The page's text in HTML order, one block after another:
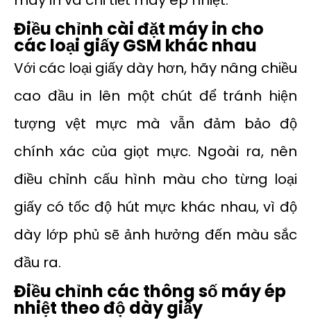
Điều chỉnh cài đặt máy in cho
các loại giấy GSM khác nhau
Với các loại giấy dày hơn, hãy nâng chiều
cao đầu in lên một chút để tránh hiện
tượng vệt mực mà vẫn đảm bảo độ
chính xác của giọt mực. Ngoài ra, nên
điều chỉnh cấu hình màu cho từng loại
giấy có tốc độ hút mực khác nhau, vì độ
dày lớp phủ sẽ ảnh hưởng đến màu sắc
đầu ra.
Điều chỉnh các thông số máy ép
nhiệt theo độ dày giấy